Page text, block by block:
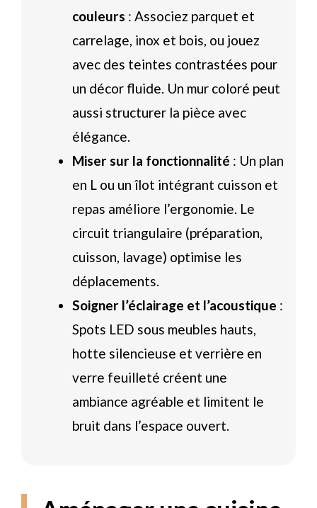
couleurs : Associez parquet et
carrelage, inox et bois, ou jouez
avec des teintes contrastées pour
un décor fluide. Un mur coloré peut
aussi structurer la pièce avec
élégance.
Miser sur la fonctionnalité : Un plan
en L ou un îlot intégrant cuisson et
repas améliore l’ergonomie. Le
circuit triangulaire (préparation,
cuisson, lavage) optimise les
déplacements.
Soigner l’éclairage et l’acoustique :
Spots LED sous meubles hauts,
hotte silencieuse et verrière en
verre feuilleté créent une
ambiance agréable et limitent le
bruit dans l’espace ouvert.